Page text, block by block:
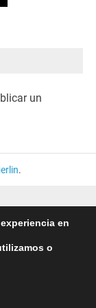
un
.
en
o